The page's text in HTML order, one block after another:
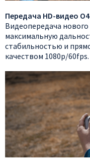
Передача HD-видео O4
Видеопередача
максимальную
стабильностью и
качеством 1080p/60fps.